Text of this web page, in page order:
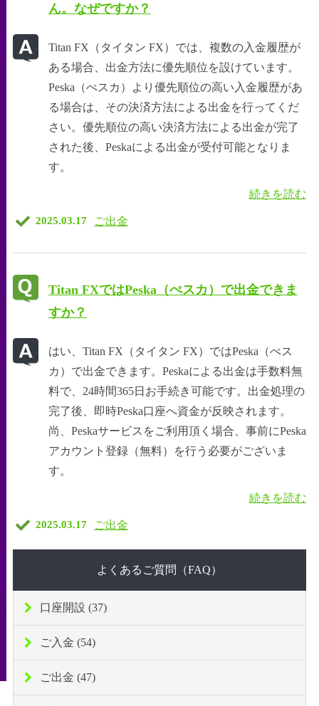
ん。なぜですか？
Titan FX（タイタン FX）では、複数の入金履歴が
ある場合、出金方法に優先順位を設けています。
Peska（ぺスカ）より優先順位の高い入金履歴があ
る場合は、その決済方法による出金を行ってくだ
さい。優先順位の高い決済方法による出金が完了
された後、Peskaによる出金が受付可能となりま
す。
続きを読む
2025.03.17 ご出金
Titan FXではPeska（ぺスカ）で出金できま
すか？
はい、Titan FX（タイタン FX）ではPeska（ぺス
カ）で出金できます。Peskaによる出金は手数料無
料で、24時間365日お手続き可能です。出金処理の
完了後、即時Peska口座へ資金が反映されます。
尚、Peskaサービスをご利用頂く場合、事前にPeska
アカウント登録（無料）を行う必要がございま
す。
続きを読む
2025.03.17 ご出金
よくあるご質問（FAQ）
口座開設 (37)
ご入金 (54)
ご出金 (47)